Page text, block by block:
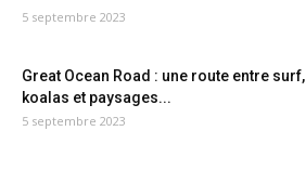
5 septembre 2023
Great Ocean Road : une route entre surf,
koalas et paysages...
5 septembre 2023